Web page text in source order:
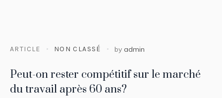
ARTICLE NON CLASSÉ by admin
Peut-on rester compétitif sur le marché
du travail après 60 ans?